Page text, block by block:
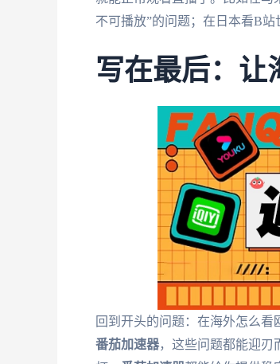
不可播放”的问题；在日本看B站
写在最后：让
回到开头的问题：在海外怎么
番茄加速器，这些问题都能迎刃